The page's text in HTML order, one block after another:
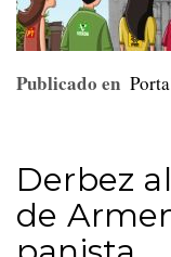
Publicado en
Derbez
de